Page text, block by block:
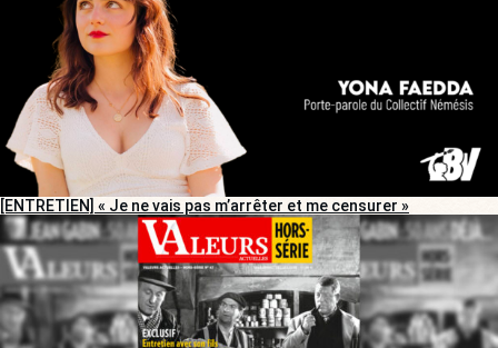
[ENTRETIEN] « Je ne vais pas m’arrêter et me censurer »